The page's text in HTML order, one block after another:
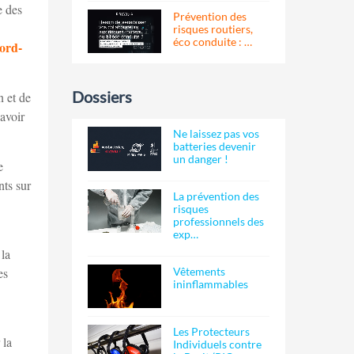
des
et de
sur
la
Prévention des
risques routiers,
éco conduite : …
Dossiers
Ne laissez pas vos
batteries devenir
un danger !
La prévention des
risques
professionnels des
exp…
Vêtements
ininflammables
Les Protecteurs
Individuels contre